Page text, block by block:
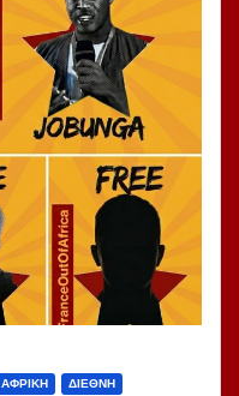
ΑΦΡΙΚΉ ΔΙΕΘΝΉ